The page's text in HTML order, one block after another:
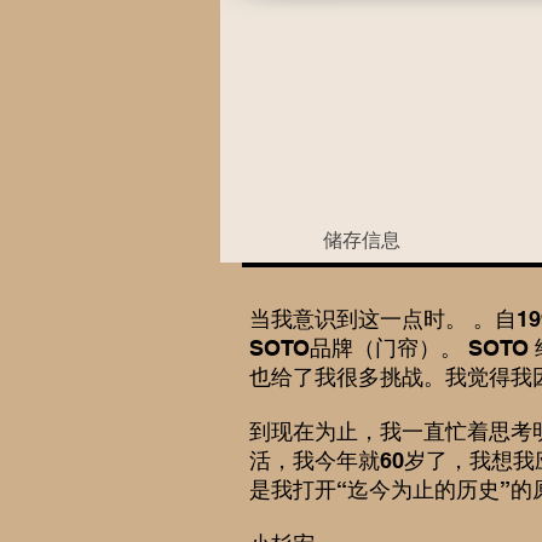
储存信息
当我意识到这一点时。 。自
SOTO品牌（门帘）。 SOTO
也给了我很多挑战。我觉得
到现在为止，我一直忙着思
活，我今年就60岁了，我想
是我打开“迄今为止的历史”的